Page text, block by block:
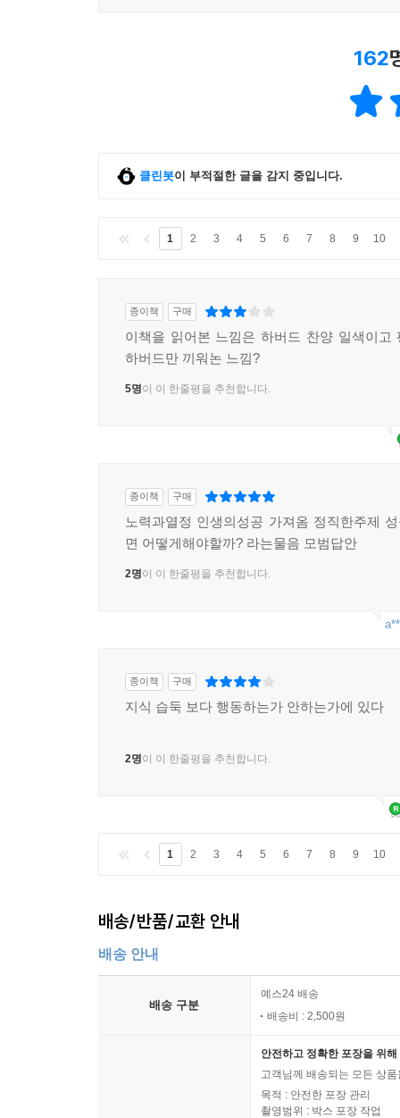
162
클린봇이 부적절한 글을 감지 중입니다.
1 2 3 4 5 6 7 8 9 10
종이책 구매
이책을 읽어본 느낌은 하버드 찬양 일색이고
하버드만 끼워논 느낌?
5명이 이 한줄평을 추천합니다.
종이책 구매
노력과열정 인생의성공 가져옴 정직한주제
면 어떻게해야할까? 라는물음 모범답안
2명이 이 한줄평을 추천합니다.
종이책 구매
지식 습둑 보다 행동하는가 안하는가에 있다
2명이 이 한줄평을 추천합니다.
1 2 3 4 5 6 7 8 9 10
배송/반품/교환 안내
배송 안내
배송 구분
예스24 배송
배송비 : 2,500원
안전하고 정확한 포장을 위
고객님께 배송되는 모든 상
목적 : 안전한 포장 관리
촬영범위 : 박스 포장 작업